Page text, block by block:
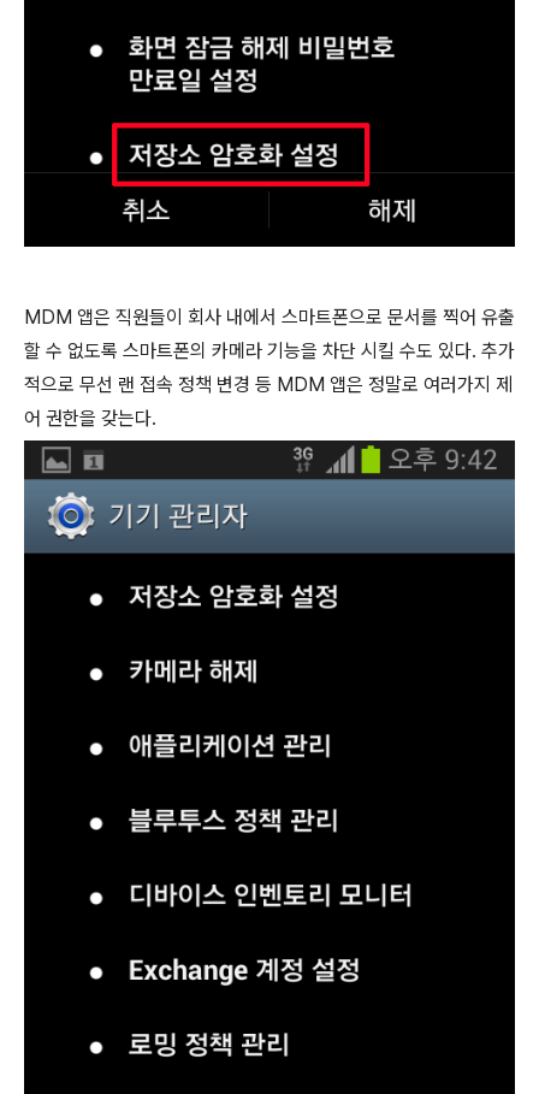
MDM 앱은 직원들이 회사 내에서 스마트폰으로 문서를 찍어 유출
할 수 없도록 스마트폰의 카메라 기능을 차단 시킬 수도 있다. 추가
적으로 무선 랜 접속 정책 변경 등 MDM 앱은 정말로 여러가지 제
어 권한을 갖는다.